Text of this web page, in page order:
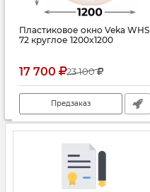
Пластиковое окно Veka WHS
72 круглое 1200x1200
17 700 23 100
Предзаказ